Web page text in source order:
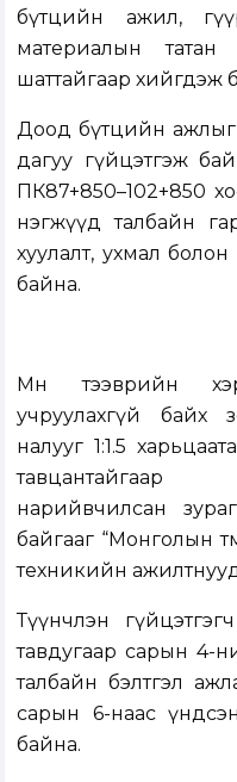
бүтцийн ажил,
материалын
шаттайгаар хийгдэж
Доод бүтцийн ажлыг
дагуу гүйцэтгэж
ПК87+850–102+850
нэгжүүд талбайн
хуулалт, ухмал
байна.
Мөн тээврийн
учруулахгүй байх
налууг 1:1.5
тавцантайгаар
нарийвчилсан
байгааг “Монголын
техникийн
Түүнчлэн
тавдугаар сарын 4-
талбайн бэлтгэл
сарын 6-наас
байна.